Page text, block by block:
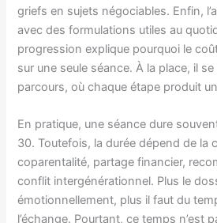
griefs en sujets négociables. Enfin,
avec des formulations utiles au
progression explique pourquoi le
sur une seule séance. À la place, il
parcours, où chaque étape produit
En pratique, une séance dure
30. Toutefois, la durée dépend de la
coparentalité, partage financier,
conflit intergénérationnel. Plus le
émotionnellement, plus il faut du
l’échange. Pourtant, ce temps n’est